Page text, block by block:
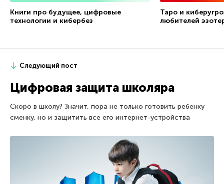
Книги про будущее, цифровые
технологии и кибербез
Таро и
любителей
Следующий пост
Цифровая защита школяра
Скоро в школу? Значит, пора не только готовить ребенку
сменку, но и защитить все его интернет-устройства